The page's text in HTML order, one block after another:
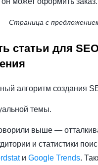
Страница с
статьи для
алгоритм создания
темы.
выше —
и статистики
и Google Trends.